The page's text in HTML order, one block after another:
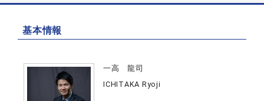
基本情報
一高 龍司
ICHITAKA Ryoji